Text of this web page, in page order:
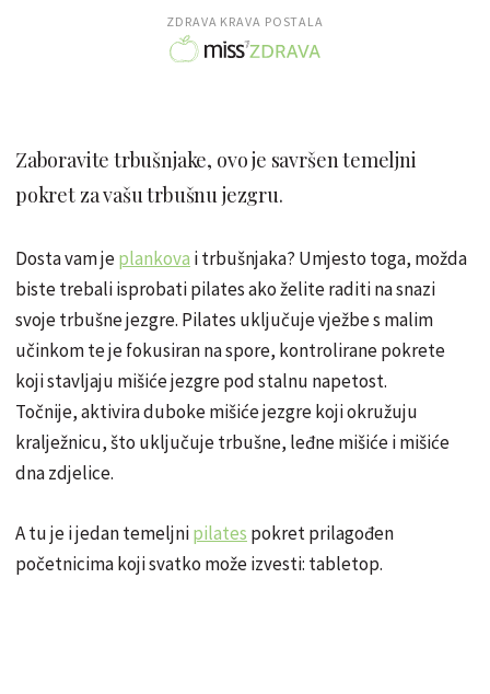
ZDRAVA KRAVA POSTALA
Zaboravite trbušnjake, ovo je savršen temeljni
pokret za vašu trbušnu jezgru.
Dosta vam jeplankova i trbušnjaka? Umjesto toga, možda
biste trebali isprobati pilates ako želite raditi na snazi
svoje trbušne jezgre. Pilates uključuje vježbe s malim
učinkom te je fokusiran na spore, kontrolirane pokrete
koji stavljaju mišiće jezgre pod stalnu napetost.
Točnije, aktivira duboke mišiće jezgre koji okružuju
kralježnicu, što uključuje trbušne, leđne mišiće i mišiće
dna zdjelice.
A tu je i jedan temeljnipilates pokret prilagođen
početnicima koji svatko može izvesti: tabletop.